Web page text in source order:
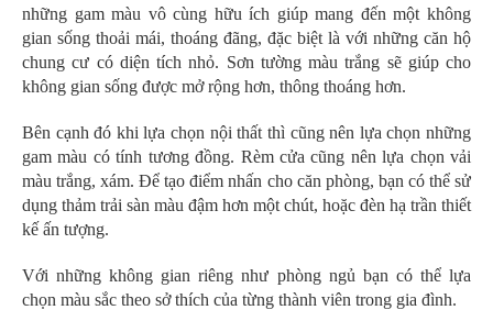
những gam màu vô cùng hữu ích giúp mang đến một không
gian sống thoải mái, thoáng đãng, đặc biệt là với những căn hộ
chung cư có diện tích nhỏ. Sơn tường màu trắng sẽ giúp cho
không gian sống được mở rộng hơn, thông thoáng hơn.
Bên cạnh đó khi lựa chọn nội thất thì cũng nên lựa chọn những
gam màu có tính tương đồng. Rèm cửa cũng nên lựa chọn vải
màu trắng, xám. Để tạo điểm nhấn cho căn phòng, bạn có thể sử
dụng thảm trải sàn màu đậm hơn một chút, hoặc đèn hạ trần thiết
kế ấn tượng.
Với những không gian riêng như phòng ngủ bạn có thể lựa
chọn màu sắc theo sở thích của từng thành viên trong gia đình.